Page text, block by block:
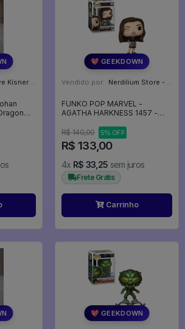
- PR
💖 GEEKDOWN
Vendido por: Nerdilium Store - SP
FUNKO POP MARVEL -
AGATHA HARKNESS 1457 -
R$ 140,00
5% OFF
R$ 133,00
4x R$ 33,25 sem juros
Frete Grátis
Carrinho
💖 GEEKDOWN